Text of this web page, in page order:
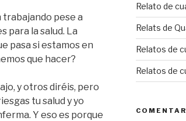
trabajando pese a
para la salud. La
pasa si estamos en
que hacer?
y otros diréis, pero
tu salud y yo
Y eso es porque
Relato de
Relats de
Relatos de
Relatos de